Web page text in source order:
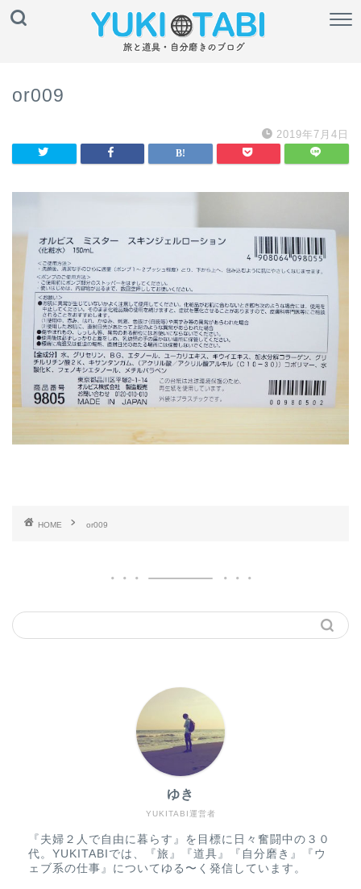
or009
2019年7月4日
HOME or009
YUKITABI運営者
ゆき
『夫婦２人で自由に暮らす』を目標に日々奮闘中の３０
代。YUKITABIでは、『旅』『道具』『自分磨き』『ウ
ェブ系の仕事』についてゆる〜く発信しています。